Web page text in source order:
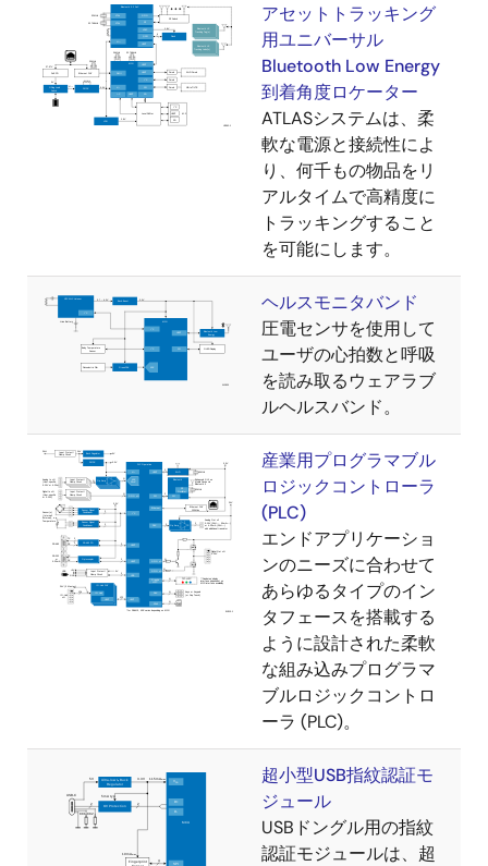
アセットトラッキング
用ユニバーサル
Bluetooth Low Energy
到着角度ロケーター
ATLASシステムは、柔
軟な電源と接続性によ
り、何千もの物品をリ
アルタイムで高精度に
トラッキングすること
を可能にします。
ヘルスモニタバンド
圧電センサを使用して
ユーザの心拍数と呼吸
を読み取るウェアラブ
ルヘルスバンド。
産業用プログラマブル
ロジックコントローラ
(PLC)
エンドアプリケーショ
ンのニーズに合わせて
あらゆるタイプのイン
タフェースを搭載する
ように設計された柔軟
な組み込みプログラマ
ブルロジックコントロ
ーラ (PLC)。
超小型USB指紋認証モ
ジュール
USBドングル用の指紋
認証モジュールは、超